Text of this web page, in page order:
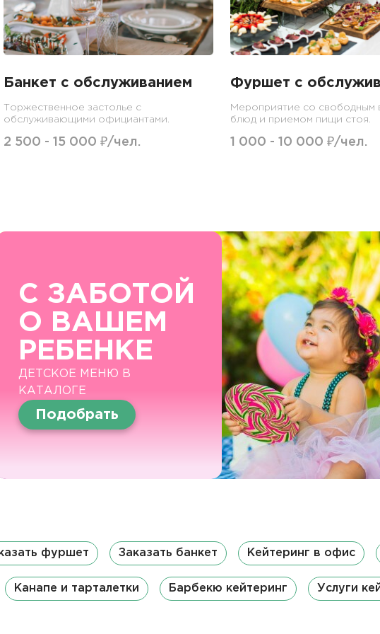
Банкет с обслуживанием
Торжественное застолье с
обслуживающими официантами.
2 500 - 15 000 ₽/чел.
Фуршет с
Мероприятие со свободным
блюд и приемом пищи стоя.
1 000 - 10 000 ₽/чел.
С ЗАБОТОЙ
О ВАШЕМ
РЕБЕНКЕ
ДЕТСКОЕ МЕНЮ В
КАТАЛОГЕ
Подобрать
фуршет Заказать банкет Кейтеринг в офис
Канапе и тарталетки Барбекю кейтеринг Услуги